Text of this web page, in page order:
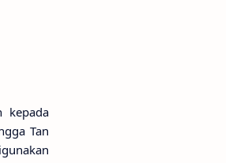
kepada
Tan